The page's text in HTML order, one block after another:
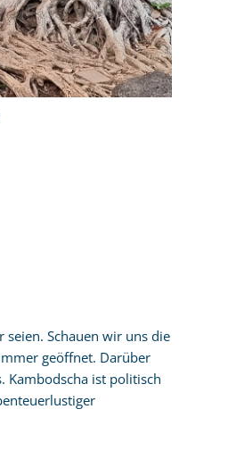
Schauen wir uns die
geöffnet. Darüber
Kambodscha ist politisch